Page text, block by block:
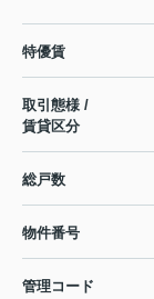
特優賃
取引態様 /
賃貸区分
総戸数
物件番号
管理コード